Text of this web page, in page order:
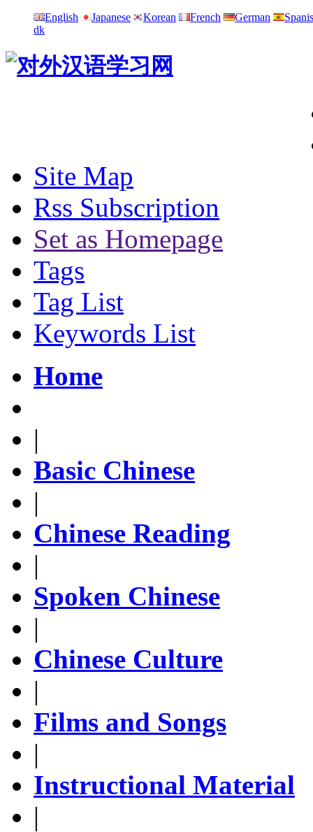
English Japanese Korean French German
dk
Site Map
Rss Subscription
Set as Homepage
Tags
Tag List
Keywords List
Home
|
Basic Chinese
|
Chinese Reading
|
Spoken Chinese
|
Chinese Culture
|
Films and Songs
|
Instructional Material
|